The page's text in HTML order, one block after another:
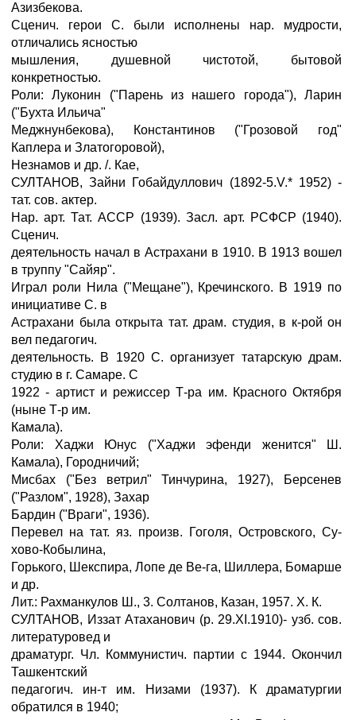
Азизбекова.
Сценич. герои С. были исполнены нар. мудрости,
отличались ясностью
мышления, душевной чистотой, бытовой
конкретностью.
Роли: Луконин ("Парень из нашего города"), Ларин
("Бухта Ильича"
Меджнунбекова), Константинов ("Грозовой год"
Каплера и Златогоровой),
Незнамов и др. /. Кае,
СУЛТАНОВ, Зайни Гобайдуллович (1892-5.V.* 1952) -
тат. сов. актер.
Нар. арт. Тат. АССР (1939). Засл. арт. РСФСР (1940).
Сценич.
деятельность начал в Астрахани в 1910. В 1913 вошел
в труппу "Сайяр".
Играл роли Нила ("Мещане"), Кречинского. В 1919 по
инициативе С. в
Астрахани была открыта тат. драм. студия, в к-рой он
вел педагогич.
деятельность. В 1920 С. организует татарскую драм.
студию в г. Самаре. С
1922 - артист и режиссер Т-ра им. Красного Октября
(ныне Т-р им.
Камала).
Роли: Хаджи Юнус ("Хаджи эфенди женится" Ш.
Камала), Городничий;
Мисбах ("Без ветрил" Тинчурина, 1927), Берсенев
("Разлом", 1928), Захар
Бардин ("Враги", 1936).
Перевел на тат. яз. произв. Гоголя, Островского, Су-
хово-Кобылина,
Горького, Шекспира, Лопе де Ве-га, Шиллера, Бомарше
и др.
Лит.: Рахманкулов Ш., 3. Солтанов, Казан, 1957. X. К.
СУЛТАНОВ, Иззат Атаханович (р. 29.XI.1910)- узб. сов.
литературовед и
драматург. Чл. Коммунистич. партии с 1944. Окончил
Ташкентский
педагогич. ин-т им. Низами (1937). К драматургии
обратился в 1940;